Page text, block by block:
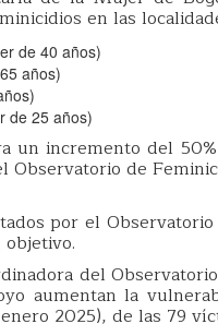
en las
de 40 años)
años)
de 25 años)
un incremento del
Observatorio de
por el
del
aumentan la
2025), de las 79